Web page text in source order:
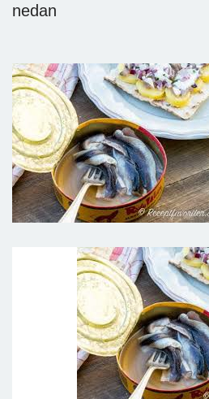
nedan